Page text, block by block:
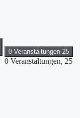
0 Veranstaltungen 25
0 Veranstaltungen, 25